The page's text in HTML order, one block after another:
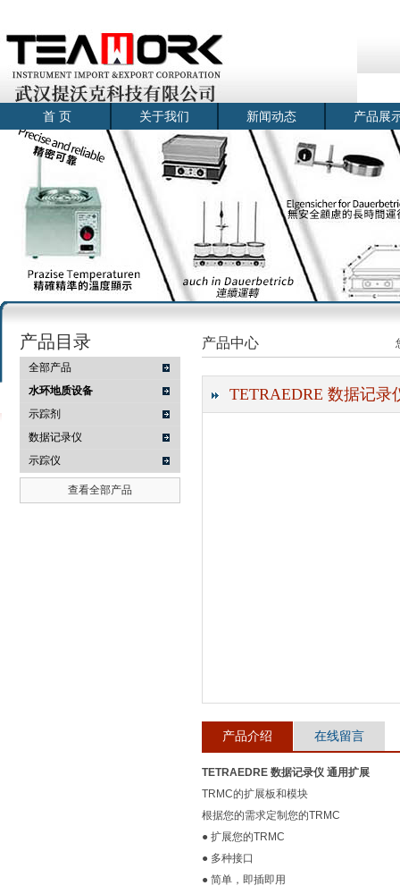
武汉提沃克科技有限公司
首 页 关于我们 新闻动态 产品展
产品目录
全部产品
水环地质设备
示踪剂
数据记录仪
示踪仪
查看全部产品
产品中心
TETRAEDRE 数据记录
产品介绍 在线留言
TETRAEDRE 数据记录仪 通用扩展
TRMC的扩展板和模块
根据您的需求定制您的TRMC
● 扩展您的TRMC
● 多种接口
● 简单，即插即用